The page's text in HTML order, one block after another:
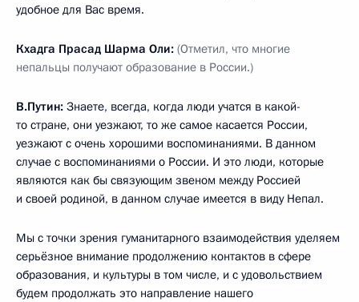
удобное для Вас время.
Кхадга Прасад Шарма Оли: (Отметил, что многие
непальцы получают образование в России.)
В.Путин: Знаете, всегда, когда люди учатся в какой-
то стране, они уезжают, то же самое касается России,
уезжают с очень хорошими воспоминаниями. В данном
случае с воспоминаниями о России. И это люди, которые
являются как бы связующим звеном между Россией
и своей родиной, в данном случае имеется в виду Непал.
Мы с точки зрения гуманитарного взаимодействия уделяем
серьёзное внимание продолжению контактов в сфере
образования, и культуры в том числе, и с удовольствием
будем продолжать это направление нашего